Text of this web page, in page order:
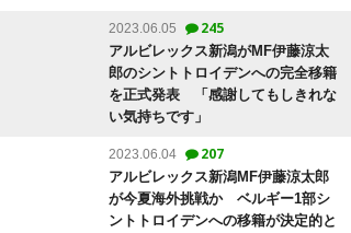
2023.06.05 245
アルビレックス新潟がMF伊藤涼太
郎のシントトロイデンへの完全移籍
を正式発表 「感謝してもしきれな
い気持ちです」
2023.06.04 207
アルビレックス新潟MF伊藤涼太郎
が今夏海外挑戦か ベルギー1部シ
ントトロイデンへの移籍が決定的と